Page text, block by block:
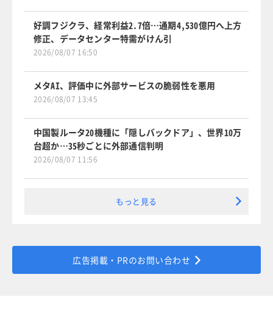
好調フジクラ、経常利益2.7倍…通期4,530億円へ上方
修正、データセンター特需がけん引
2026/08/07 16:50
メタAI、評価中に外部サービスの脆弱性を悪用
2026/08/07 13:45
中国製ルータ20機種に「隠しバックドア」、世界10万
台超か…35秒ごとに外部通信判明
2026/08/07 11:56
もっと見る
広告掲載・PRのお問い合わせ